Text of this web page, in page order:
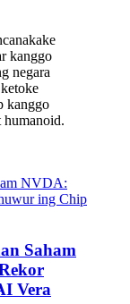
kanggo
negara
kanggo
Saham
Vera